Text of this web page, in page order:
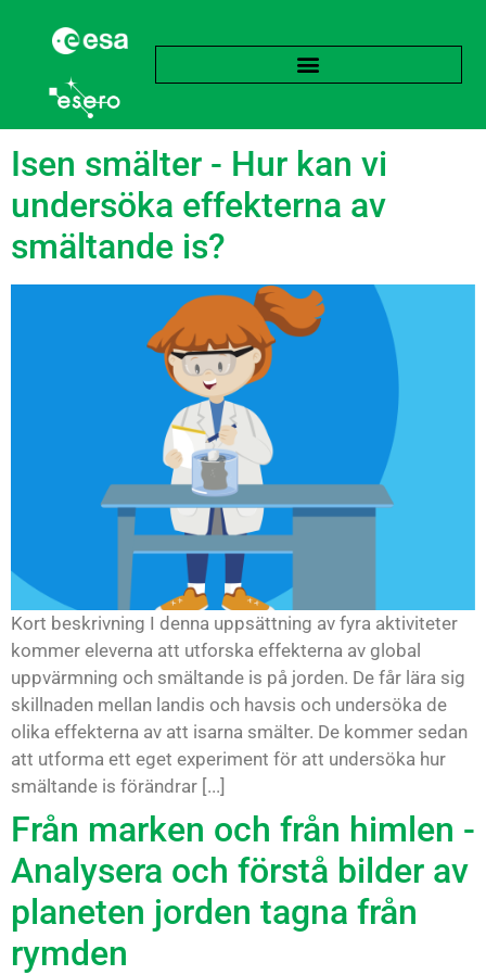
language:Italienska
Isen smälter - Hur kan vi
undersöka effekterna av
smältande is?
Kort beskrivning I denna uppsättning av fyra aktiviteter
kommer eleverna att utforska effekterna av global
uppvärmning och smältande is på jorden. De får lära sig
skillnaden mellan landis och havsis och undersöka de
olika effekterna av att isarna smälter. De kommer sedan
att utforma ett eget experiment för att undersöka hur
smältande is förändrar [...]
Från marken och från himlen -
Analysera och förstå bilder av
planeten jorden tagna från
rymden